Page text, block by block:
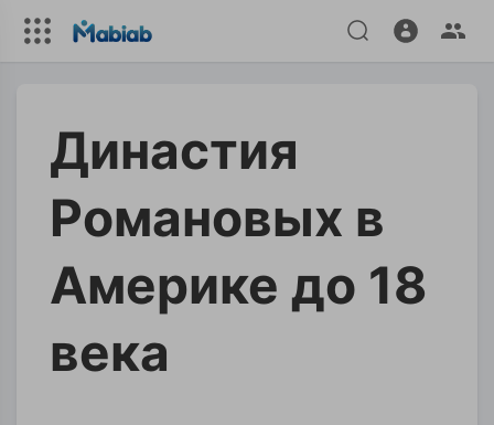
Династия
Романовых в
Америке до 18
века